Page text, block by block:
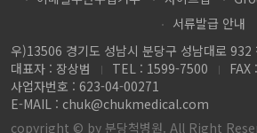
서류발급 안내
우)13506 경기도 성남시 분당구 성남대로 932
대표자 : 장상범
TEL : 1599-7500
사업자번호 : 623-04-00271
E-MAIL : chuk@chukmedical.com
copyright © by 분당척병원. All Right